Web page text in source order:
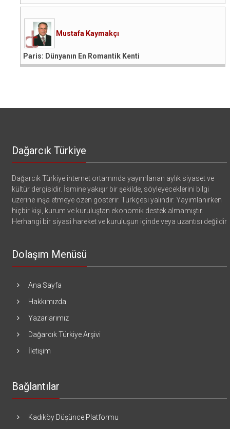
Mustafa Kaymakçı
Paris: Dünyanın En Romantik Kenti
Dağarcık Türkiye
Dağarcık Türkiye internet ortamında yayımlanan aylık siyaset ve
kültür dergisidir. İsmine yakışır bir şekilde, söyleyeceklerini bilgi
üzerine inşa etmeye özen gösterir. Türkçesi yalındır. Yayımlanırken
hiçbir kişi, kurum ve kuruluştan ekonomik destek almamıştır.
Herhangi bir siyasi hareket ve kuruluşun içinde veya uzantısı değildir
Dolaşım Menüsü
Ana Sayfa
Hakkımızda
Yazarlarımız
Dağarcık Türkiye Arşivi
İletişim
Bağlantılar
Kadıköy Düşünce Platformu